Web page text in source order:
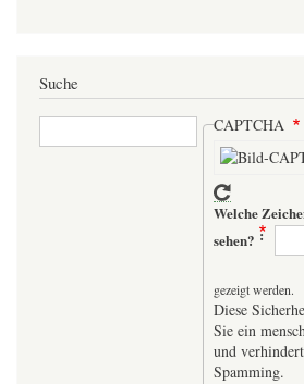
Suche
Suche CAPTCHA
Welche
sehen?
gezeigt werden.
Diese
Sie ein
und
Spamming.